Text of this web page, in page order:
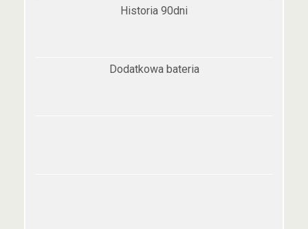
Historia 90dni
Dodatkowa bateria